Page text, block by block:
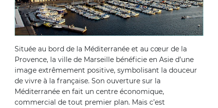
Située au bord de la Méditerranée et au cœur de la
Provence, la ville de Marseille bénéficie en Asie d’une
image extrêmement positive, symbolisant la douceur
de vivre à la française. Son ouverture sur la
Méditerranée en fait un centre économique,
commercial de tout premier plan. Mais c’est